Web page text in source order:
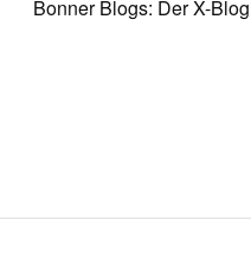
Bonner Blogs: Der X-Blog